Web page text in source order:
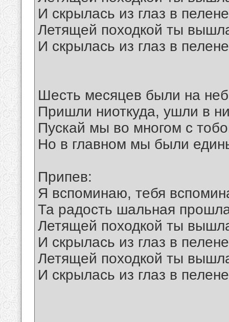
И скрылась из глаз в
Летящей походкой ты
И скрылась из глаз в
Шесть месяцев были на
Пришли ниоткуда, ушли в
Пускай мы во многом с
Но в главном мы были
Припев:
Я вспоминаю, тебя
Та радость шальная
Летящей походкой ты
И скрылась из глаз в
Летящей походкой ты
И скрылась из глаз в